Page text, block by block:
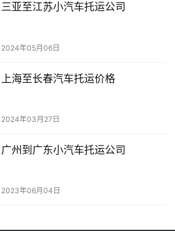
三亚至江苏小汽车托运公司
2024年05月06日
上海至长春汽车托运价格
2024年03月27日
广州到广东小汽车托运公司
2023年06月04日